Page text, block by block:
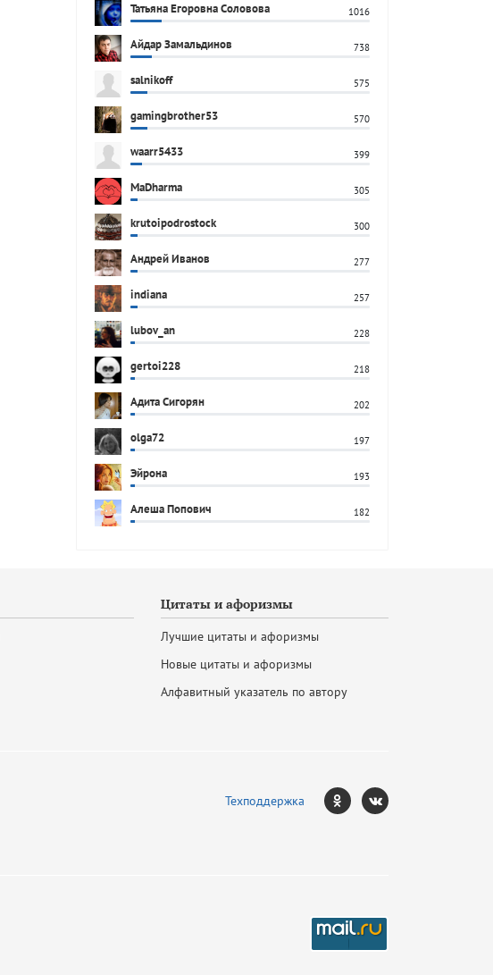
Татьяна Егоровна Соловова 1016
Айдар Замальдинов 738
salnikoff 575
gamingbrother53 570
waarr5433 399
MaDharma 305
krutoipodrostock 300
Андрей Иванов 277
indiana 257
lubov_an 228
gertoi228 218
Адита Сигорян 202
olga72 197
Эйрона 193
Алеша Попович 182
Цитаты и афоризмы
Лучшие цитаты и афоризмы
Новые цитаты и афоризмы
Алфавитный указатель по автору
Техподдержка